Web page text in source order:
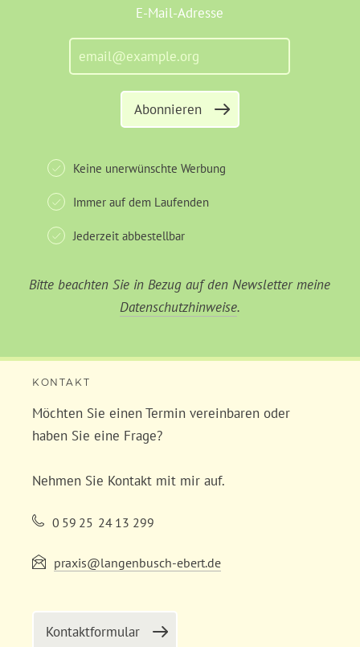
E-Mail-Adresse
Abonnieren
Keine unerwünschte Werbung
Immer auf dem Laufenden
Jederzeit abbestellbar
Bitte beachten Sie in Bezug auf den Newsletter meine
Datenschutzhinweise.
KONTAKT
Möchten Sie einen Termin vereinbaren oder
haben Sie eine Frage?
Nehmen Sie Kontakt mit mir auf.
0 59 25 24 13 299
praxis@langenbusch-ebert.de
Kontaktformular